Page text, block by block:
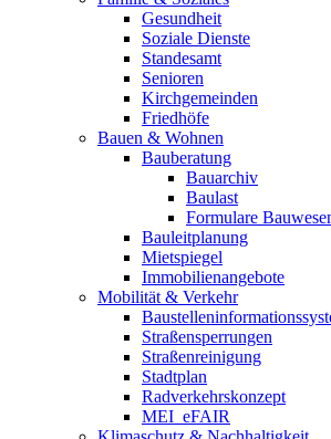
Gesundheit
Soziale Dienste
Standesamt
Senioren
Kirchgemeinden
Friedhöfe
Bauen & Wohnen
Bauberatung
Bauarchiv
Baulast
Formulare
Bauleitplanung
Mietspiegel
Immobilienangebote
Mobilität & Verkehr
Straßensperrungen
Straßenreinigung
Stadtplan
Radverkehrskonzept
MEI_eFAIR